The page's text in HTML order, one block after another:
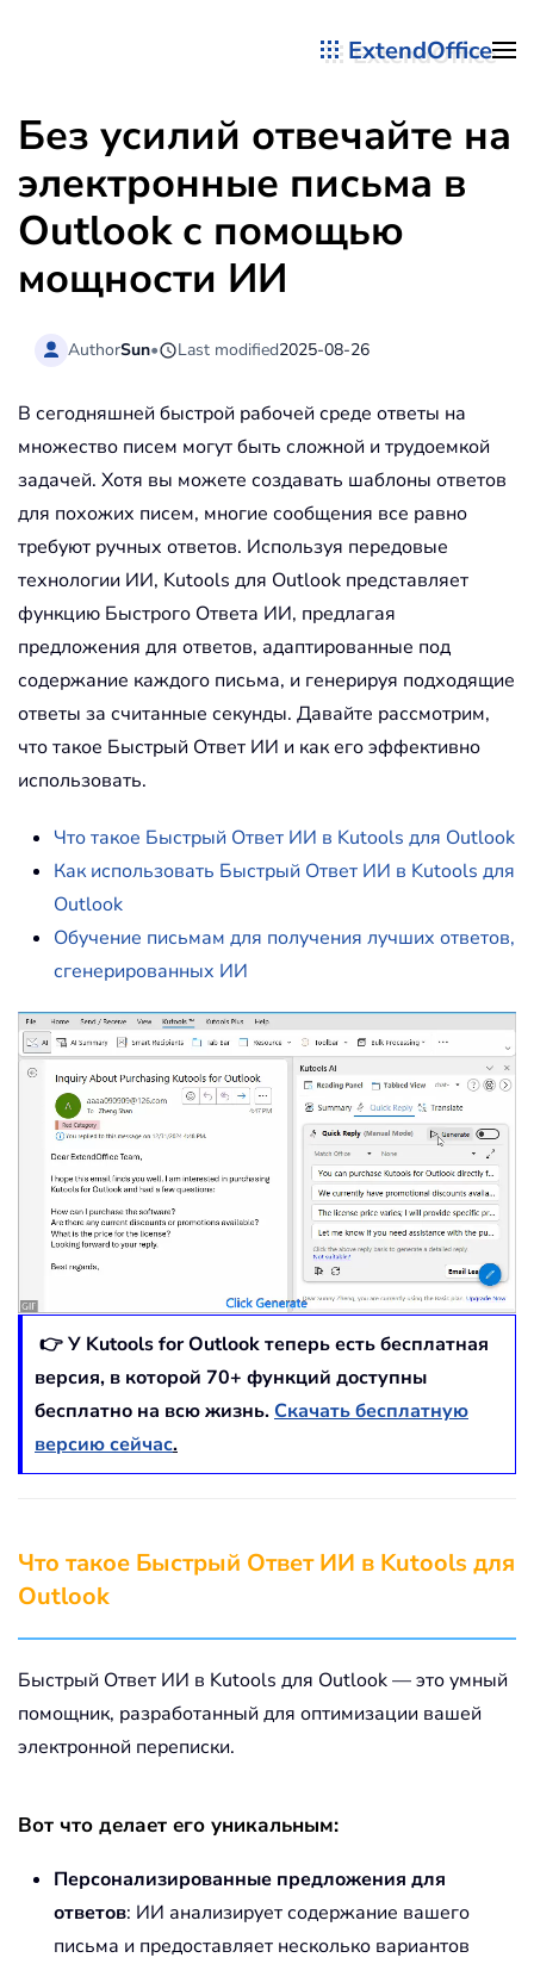
ExtendOffice
Без усилий отвечайте на
электронные письма в
Outlook с помощью
мощности ИИ
AuthorSun• Last modified2025-08-26
В сегодняшней быстрой рабочей среде ответы на
множество писем могут быть сложной и трудоемкой
задачей. Хотя вы можете создавать шаблоны ответов
для похожих писем, многие сообщения все равно
требуют ручных ответов. Используя передовые
технологии ИИ, Kutools для Outlook представляет
функцию Быстрого Ответа ИИ, предлагая
предложения для ответов, адаптированные под
содержание каждого письма, и генерируя подходящие
ответы за считанные секунды. Давайте рассмотрим,
что такое Быстрый Ответ ИИ и как его эффективно
использовать.
Что такое Быстрый Ответ ИИ в Kutools для Outlook
Как использовать Быстрый Ответ ИИ в Kutools для
Outlook
Обучение письмам для получения лучших ответов,
сгенерированных ИИ
👉 У Kutools for Outlook теперь есть бесплатная
версия, в которой 70+ функций доступны
бесплатно на всю жизнь.Скачать бесплатную
версию сейчас.
Что такое Быстрый Ответ ИИ в Kutools для
Outlook
Быстрый Ответ ИИ в Kutools для Outlook — это умный
помощник, разработанный для оптимизации вашей
электронной переписки.
Вот что делает его уникальным:
Персонализированные предложения для
ответов: ИИ анализирует содержание вашего
письма и предоставляет несколько вариантов